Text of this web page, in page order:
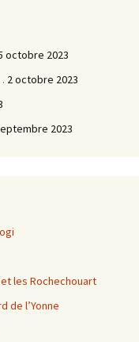
octobre 2023
2 octobre 2023
2023
les Rochechouart
de l’Yonne